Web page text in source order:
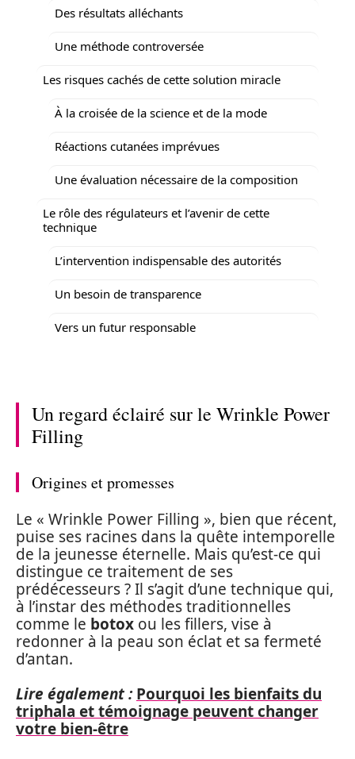
Des résultats alléchants
Une méthode controversée
Les risques cachés de cette solution miracle
À la croisée de la science et de la mode
Réactions cutanées imprévues
Une évaluation nécessaire de la composition
Le rôle des régulateurs et l’avenir de cette
technique
L’intervention indispensable des autorités
Un besoin de transparence
Vers un futur responsable
Un regard éclairé sur le Wrinkle Power
Filling
Origines et promesses
Le « Wrinkle Power Filling », bien que récent,
puise ses racines dans la quête intemporelle
de la jeunesse éternelle. Mais qu’est-ce qui
distingue ce traitement de ses
prédécesseurs ? Il s’agit d’une technique qui,
à l’instar des méthodes traditionnelles
comme le botox ou les fillers, vise à
redonner à la peau son éclat et sa fermeté
d’antan.
Lire également : Pourquoi les bienfaits du
triphala et témoignage peuvent changer
votre bien-être